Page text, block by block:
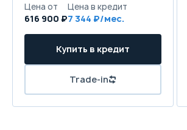
Цена от
616 900 ₽
Цена в кредит
7 344 ₽/мес.
Купить в кредит
Trade-in